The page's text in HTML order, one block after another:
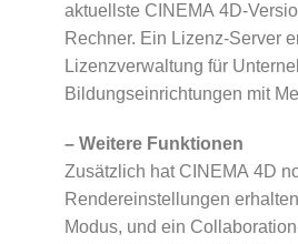
aktuellste CINEMA 4D-
Rechner. Ein Lizenz-Server
Lizenzverwaltung für
Bildungseinrichtungen mit
– Weitere Funktionen
Zusätzlich hat CINEMA 4D
Rendereinstellungen
Modus, und ein